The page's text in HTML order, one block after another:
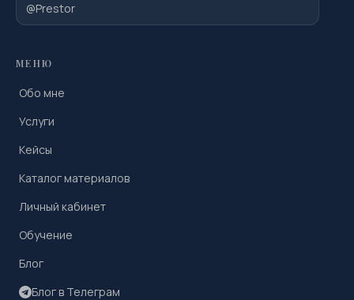
@Prestor
МЕНЮ
Обо мне
Услуги
Кейсы
Каталог материалов
Личный кабинет
Обучение
Блог
Блог в Телеграм